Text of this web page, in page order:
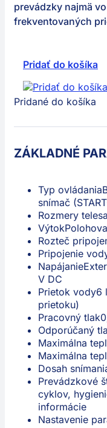
prevádzky najmä
frekventovaných
Pridať do košíka
Pridané do košíka
ZÁKLADNÉ
Typ ovládania
snímač
Rozmery telesa
Výtok
Rozteč
Pripojenie
Napájanie
V DC
Prietok vody6
prietoku)
Pracovný tlak
Odporúčaný
Maximálna
Maximálna
Dosah
Prevádzkové
cyklov,
informácie
Nastavenie